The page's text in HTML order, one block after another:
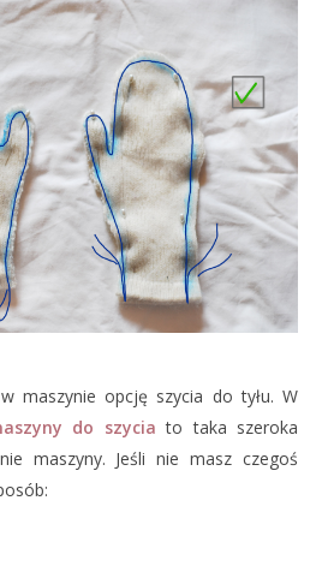
maszynie opcję szycia do tyłu. W
do szycia to taka szeroka
maszyny. Jeśli nie masz czegoś